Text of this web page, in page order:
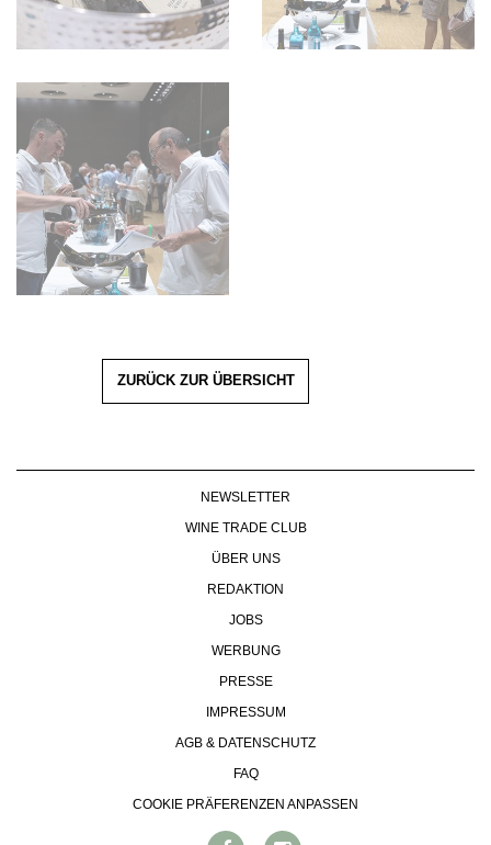
ZURÜCK ZUR ÜBERSICHT
NEWSLETTER
WINE TRADE CLUB
ÜBER UNS
REDAKTION
JOBS
WERBUNG
PRESSE
IMPRESSUM
AGB & DATENSCHUTZ
FAQ
COOKIE PRÄFERENZEN ANPASSEN